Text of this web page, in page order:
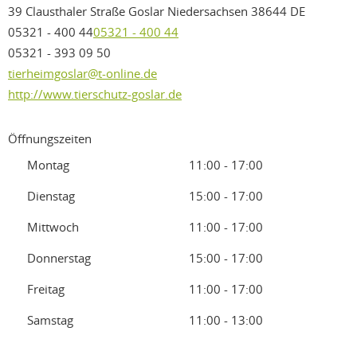
39 Clausthaler Straße Goslar Niedersachsen 38644 DE
05321 - 400 4405321 - 400 44
05321 - 393 09 50
tierheimgoslar@t-online.de
http://www.tierschutz-goslar.de
Öffnungszeiten
Montag
11:00 - 17:00
Dienstag
15:00 - 17:00
Mittwoch
11:00 - 17:00
Donnerstag
15:00 - 17:00
Freitag
11:00 - 17:00
Samstag
11:00 - 13:00